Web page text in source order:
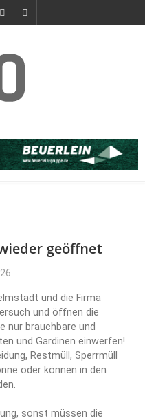
geöffnet
und die Firma
und öffnen die
nur brauchbare und
und Gardinen einwerfen!
Restmüll, Sperrmüll
oder können in den
sonst müssen die